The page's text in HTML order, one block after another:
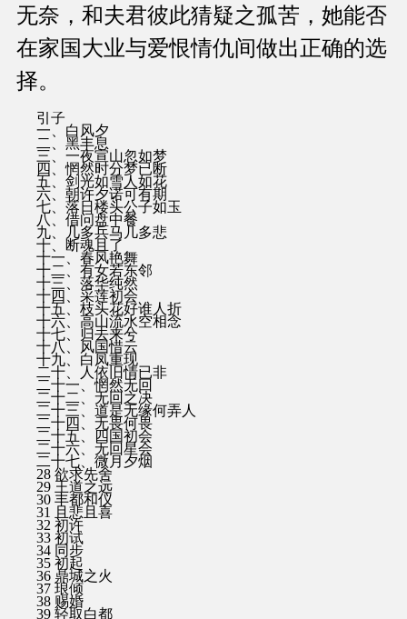
无奈，和夫君彼此猜疑之孤苦，她能否
在家国大业与爱恨情仇间做出正确的选
择。
引子
一、白风夕
二、黑丰息
三、一夜宣山忽如梦
四、惘然时分梦已断
五、剑光如雪人如花
六、朝许夕诺可有期
七、落日楼头公子如玉
八、借问盘中餐
九、几多兵马几多悲
十、断魂且了
十一、春风艳舞
十二、有女若东邻
十三、落华纯然
十四、采莲初会
十五、枝头花好谁人折
十六、高山流水空相念
十七、归去来兮
十八、风国惜云
十九、白凤重现
二十、人依旧情已非
二十一、惘然无回
二十二、无回之决
二十三、道是无缘何弄人
二十四、无畏何畏
二十五、四国初会
二十六、无回星会
二十七、微月夕烟
28 欲求先舍
29 王道之远
30 丰都和仪
31 且悲且喜
32 初许
33 初试
34 同步
35 初起
36 鼎城之火
37 琅倾
38 赐婚
39 轻取白都